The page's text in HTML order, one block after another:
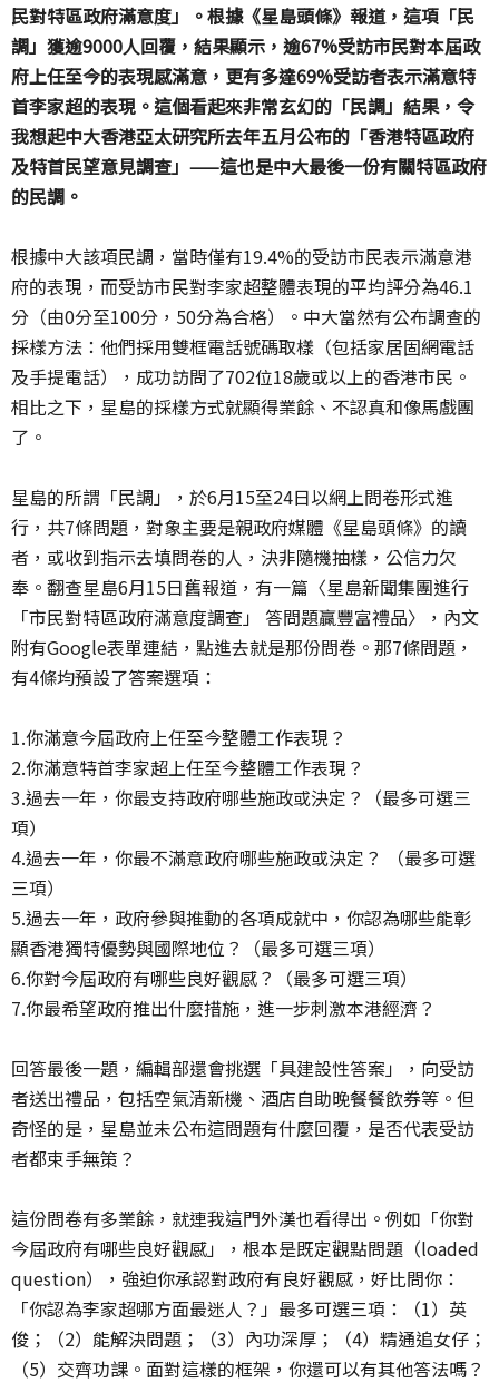
民對特區政府滿意度」。根據《星島頭條》報道，這項「民
調」獲逾9000人回覆，結果顯示，逾67%受訪市民對本屆政
府上任至今的表現感滿意，更有多達69%受訪者表示滿意特
首李家超的表現。這個看起來非常玄幻的「民調」結果，令
我想起中大香港亞太研究所去年五月公布的「香港特區政府
及特首民望意見調查」——這也是中大最後一份有關特區政府
的民調。
根據中大該項民調，當時僅有19.4%的受訪市民表示滿意港
府的表現，而受訪市民對李家超整體表現的平均評分為46.1
分（由0分至100分，50分為合格）。中大當然有公布調查的
採樣方法：他們採用雙框電話號碼取樣（包括家居固網電話
及手提電話），成功訪問了702位18歲或以上的香港市民。
相比之下，星島的採樣方式就顯得業餘、不認真和像馬戲團
了。
星島的所謂「民調」，於6月15至24日以網上問卷形式進
行，共7條問題，對象主要是親政府媒體《星島頭條》的讀
者，或收到指示去填問卷的人，決非隨機抽樣，公信力欠
奉。翻查星島6月15日舊報道，有一篇〈星島新聞集團進行
「市民對特區政府滿意度調查」 答問題贏豐富禮品〉，內文
附有Google表單連結，點進去就是那份問卷。那7條問題，
有4條均預設了答案選項：
1.你滿意今屆政府上任至今整體工作表現？
2.你滿意特首李家超上任至今整體工作表現？
3.過去一年，你最支持政府哪些施政或決定？（最多可選三
項）
4.過去一年，你最不滿意政府哪些施政或決定？ （最多可選
三項）
5.過去一年，政府參與推動的各項成就中，你認為哪些能彰
顯香港獨特優勢與國際地位？（最多可選三項）
6.你對今屆政府有哪些良好觀感？（最多可選三項）
7.你最希望政府推出什麼措施，進一步刺激本港經濟？
回答最後一題，編輯部還會挑選「具建設性答案」，向受訪
者送出禮品，包括空氣清新機、酒店自助晚餐餐飲券等。但
奇怪的是，星島並未公布這問題有什麼回覆，是否代表受訪
者都束手無策？
這份問卷有多業餘，就連我這門外漢也看得出。例如「你對
今屆政府有哪些良好觀感」，根本是既定觀點問題（loaded
question），強迫你承認對政府有良好觀感，好比問你：
「你認為李家超哪方面最迷人？」最多可選三項：（1）英
俊；（2）能解決問題；（3）內功深厚；（4）精通追女仔；
（5）交齊功課。面對這樣的框架，你還可以有其他答法嗎？